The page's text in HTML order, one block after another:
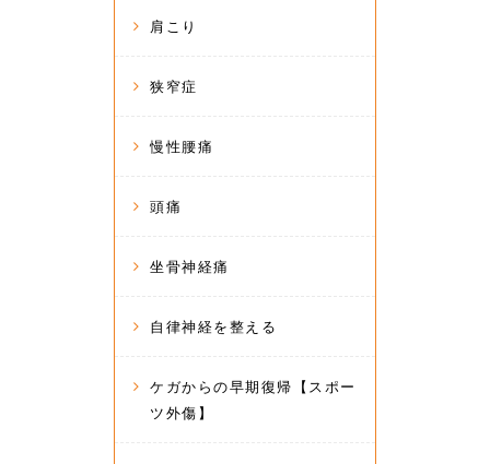
肩こり
狭窄症
慢性腰痛
頭痛
坐骨神経痛
自律神経を整える
ケガからの早期復帰【スポー
ツ外傷】